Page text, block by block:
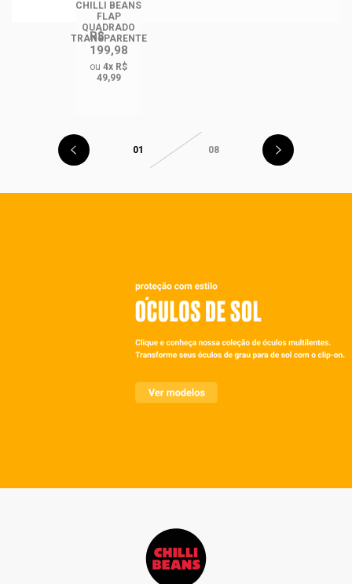
CHILLI BEANS
FLAP
QUADRADO
TRANSPARENTE
R$
199,98
ou 4x R$
49,99
01 08